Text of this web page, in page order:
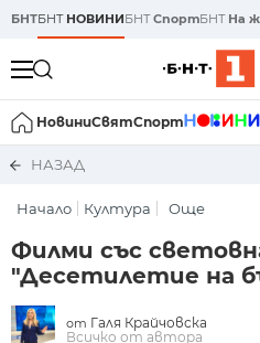
БНТБНТ НОВИНИБНТСпортБНТ На
НовиниСвятСпорт
НАЗАД
Начало Култура Още
Филми със
"Десетилетие на
от Галя Крайчовска
Всичко от автора